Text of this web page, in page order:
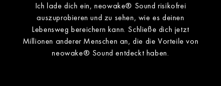
Ich lade dich ein, neowake® Sound risikofrei
auszuprobieren und zu sehen, wie es deinen
Lebensweg bereichern kann. Schließe dich jetzt
Millionen anderer Menschen an, die die Vorteile von
neowake® Sound entdeckt haben.